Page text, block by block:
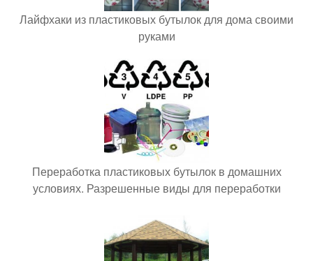
Лайфхаки из пластиковых бутылок для дома своими
руками
Переработка пластиковых бутылок в домашних
условиях. Разрешенные виды для переработки